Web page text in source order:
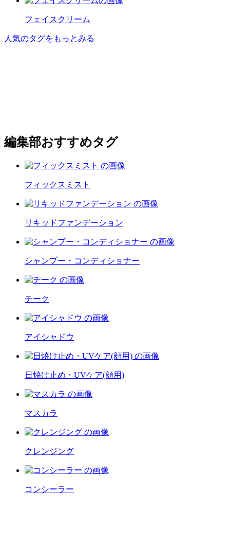
フェイスクリーム
人気のタグをもっとみる
編集部おすすめタグ
フィックスミスト
リキッドファンデーション
シャンプー・コンディショナー
チーク
アイシャドウ
日焼け止め・UVケア(顔用)
マスカラ
クレンジング
コンシーラー